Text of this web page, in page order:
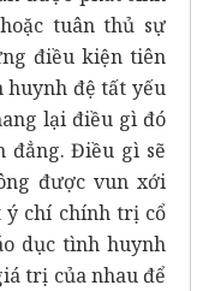
tuân thủ sự
điều kiện tiên
huynh đệ tất yếu
lại điều gì đó
đẳng. Điều gì sẽ
được vun xới
ý chí chính trị cổ
dục tình huynh
trị của nhau để